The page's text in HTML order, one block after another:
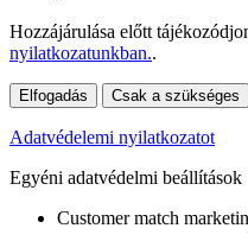
Hozzájárulása előtt
nyilatkozatunkban..
Elfogadás Csak a szükséges
Adatvédelemi nyilatkozatot
Egyéni adatvédelmi beállítások
Customer match